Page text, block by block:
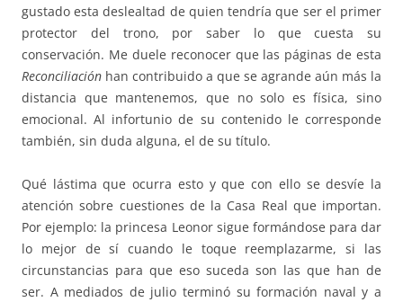
gustado esta deslealtad de quien tendría que ser el primer
protector del trono, por saber lo que cuesta su
conservación. Me duele reconocer que las páginas de esta
Reconciliación han contribuido a que se agrande aún más la
distancia que mantenemos, que no solo es física, sino
emocional. Al infortunio de su contenido le corresponde
también, sin duda alguna, el de su título.
Qué lástima que ocurra esto y que con ello se desvíe la
atención sobre cuestiones de la Casa Real que importan.
Por ejemplo: la princesa Leonor sigue formándose para dar
lo mejor de sí cuando le toque reemplazarme, si las
circunstancias para que eso suceda son las que han de
ser. A mediados de julio terminó su formación naval y a